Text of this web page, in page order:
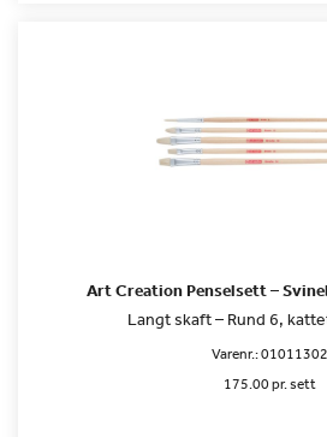
Art Creation Penselsett –
Langt skaft – Rund 6,
Varenr.:01011302
175.00 pr. sett